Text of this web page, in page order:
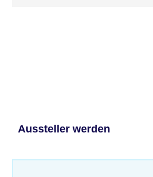
Aussteller werden